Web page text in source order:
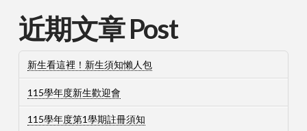
近期文章 Post
新生看這裡！新生須知懶人包
115學年度新生歡迎會
115學年度第1學期註冊須知